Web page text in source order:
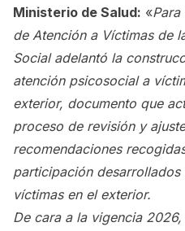
Ministerio de Salud: «
de Atención a Víctimas de
Social adelantó la
atención psicosocial a
exterior, documento que
proceso de revisión y
recomendaciones
participación
víctimas en el exterior.
De cara a la vigencia